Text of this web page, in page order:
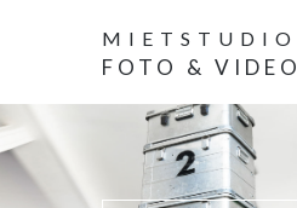
MIETSTUDIO
FOTO & VIDEO